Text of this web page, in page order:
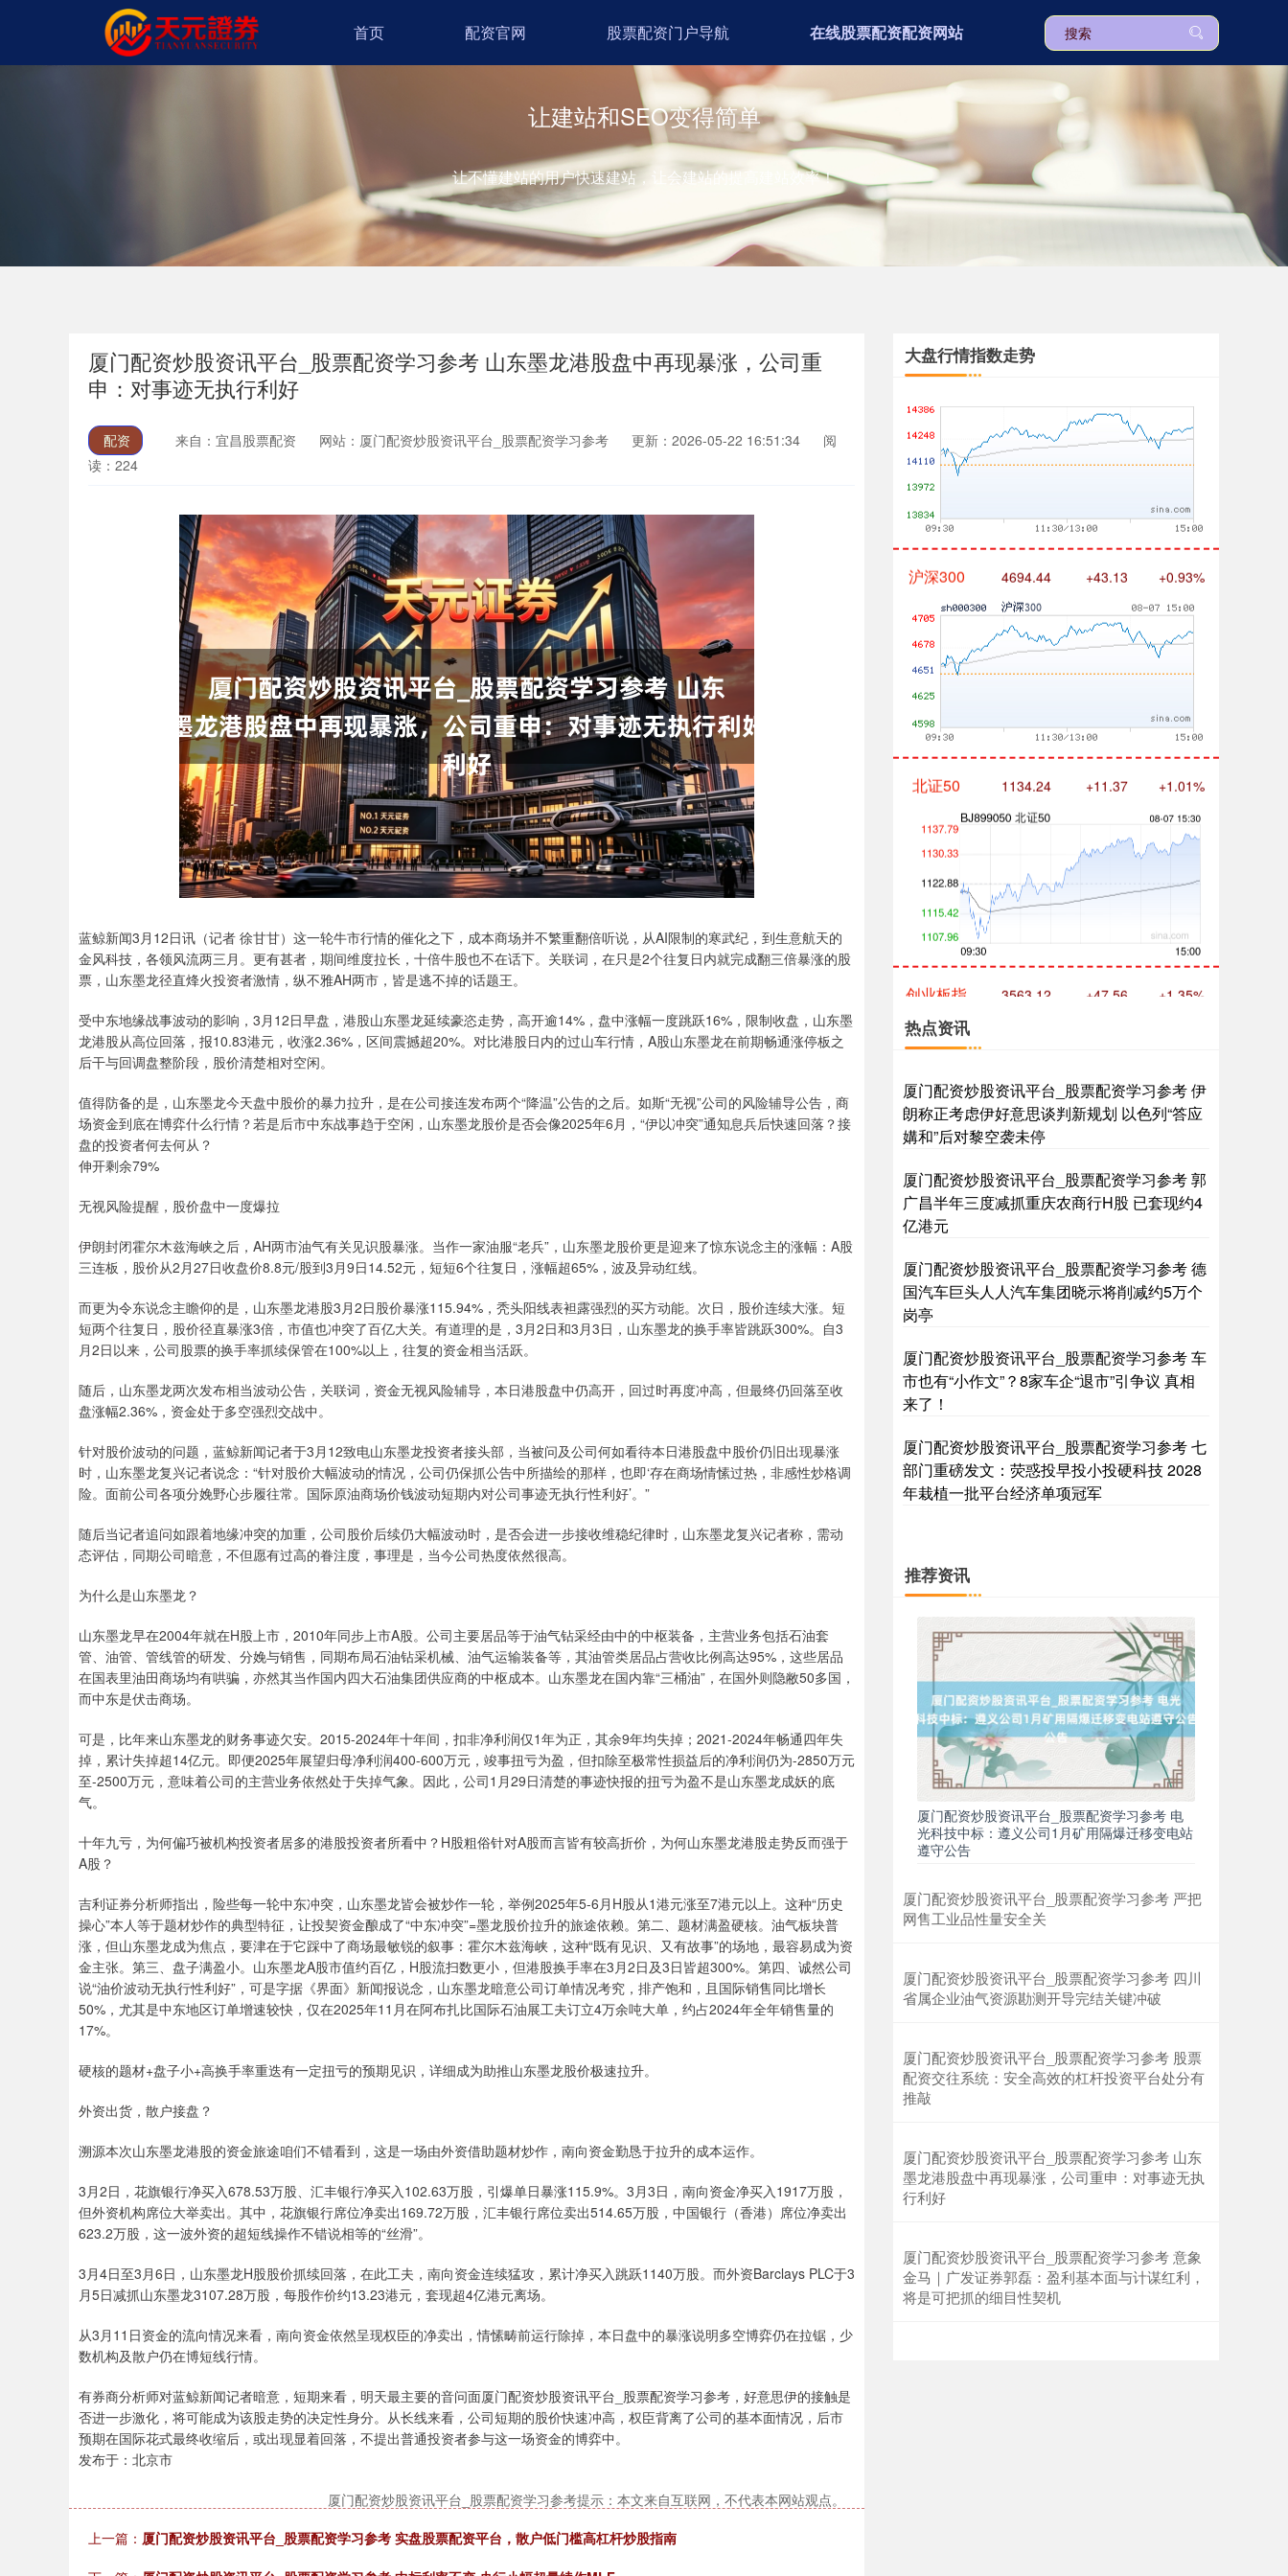
首页 配资官网 股票配资门户导航 在线股票配资配资网站
让建站和SEO变得简单
让不懂建站的用户快速建站，让会建站的提高建站效率！
厦门配资炒股资讯平台_股票配资学习参考 山东墨龙港股盘中再现暴涨，公司重
申：对事迹无执行利好
配资 来自：宜昌股票配资 网站：厦门配资炒股资讯平台_股票配资学习参考 更新：2026-05-22 16:51:34
阅
读：224
蓝鲸新闻3月12日讯（记者 徐甘甘）这一轮牛市行情的催化之下，成本商场并不繁重翻倍听说，从AI限制的寒武纪，到生意航天的
金风科技，各领风流两三月。更有甚者，期间维度拉长，十倍牛股也不在话下。关联词，在只是2个往复日内就完成翻三倍暴涨的股
票，山东墨龙径直烽火投资者激情，纵不雅AH两市，皆是逃不掉的话题王。
受中东地缘战事波动的影响，3月12日早盘，港股山东墨龙延续豪恣走势，高开逾14%，盘中涨幅一度跳跃16%，限制收盘，山东墨
龙港股从高位回落，报10.83港元，收涨2.36%，区间震撼超20%。对比港股日内的过山车行情，A股山东墨龙在前期畅通涨停板之
后干与回调盘整阶段，股价清楚相对空闲。
值得防备的是，山东墨龙今天盘中股价的暴力拉升，是在公司接连发布两个“降温”公告的之后。如斯“无视”公司的风险辅导公告，商
场资金到底在博弈什么行情？若是后市中东战事趋于空闲，山东墨龙股价是否会像2025年6月，“伊以冲突”通知息兵后快速回落？接
盘的投资者何去何从？
伸开剩余79%
无视风险提醒，股价盘中一度爆拉
伊朗封闭霍尔木兹海峡之后，AH两市油气有关见识股暴涨。当作一家油服“老兵”，山东墨龙股价更是迎来了惊东说念主的涨幅：A股
三连板，股价从2月27日收盘价8.8元/股到3月9日14.52元，短短6个往复日，涨幅超65%，波及异动红线。
而更为令东说念主瞻仰的是，山东墨龙港股3月2日股价暴涨115.94%，秃头阳线表袒露强烈的买方动能。次日，股价连续大涨。短
短两个往复日，股价径直暴涨3倍，市值也冲突了百亿大关。有道理的是，3月2日和3月3日，山东墨龙的换手率皆跳跃300%。自3
月2日以来，公司股票的换手率抓续保管在100%以上，往复的资金相当活跃。
随后，山东墨龙两次发布相当波动公告，关联词，资金无视风险辅导，本日港股盘中仍高开，回过时再度冲高，但最终仍回落至收
盘涨幅2.36%，资金处于多空强烈交战中。
针对股价波动的问题，蓝鲸新闻记者于3月12致电山东墨龙投资者接头部，当被问及公司何如看待本日港股盘中股价仍旧出现暴涨
时，山东墨龙复兴记者说念：“针对股价大幅波动的情况，公司仍保抓公告中所描绘的那样，也即‘存在商场情愫过热，非感性炒格调
险。面前公司各项分娩野心步履往常。国际原油商场价钱波动短期内对公司事迹无执行性利好’。”
随后当记者追问如跟着地缘冲突的加重，公司股价后续仍大幅波动时，是否会进一步接收维稳纪律时，山东墨龙复兴记者称，需动
态评估，同期公司暗意，不但愿有过高的眷注度，事理是，当今公司热度依然很高。
为什么是山东墨龙？
山东墨龙早在2004年就在H股上市，2010年同步上市A股。公司主要居品等于油气钻采经由中的中枢装备，主营业务包括石油套
管、油管、管线管的研发、分娩与销售，同期布局石油钻采机械、油气运输装备等，其油管类居品占营收比例高达95%，这些居品
在国表里油田商场均有哄骗，亦然其当作国内四大石油集团供应商的中枢成本。山东墨龙在国内靠“三桶油”，在国外则隐敝50多国，
而中东是伏击商场。
可是，比年来山东墨龙的财务事迹欠安。2015-2024年十年间，扣非净利润仅1年为正，其余9年均失掉；2021-2024年畅通四年失
掉，累计失掉超14亿元。即便2025年展望归母净利润400-600万元，竣事扭亏为盈，但扣除至极常性损益后的净利润仍为-2850万元
至-2500万元，意味着公司的主营业务依然处于失掉气象。因此，公司1月29日清楚的事迹快报的扭亏为盈不是山东墨龙成妖的底
气。
十年九亏，为何偏巧被机构投资者居多的港股投资者所看中？H股粗俗针对A股而言皆有较高折价，为何山东墨龙港股走势反而强于
A股？
吉利证券分析师指出，险些每一轮中东冲突，山东墨龙皆会被炒作一轮，举例2025年5-6月H股从1港元涨至7港元以上。这种“历史
操心”本人等于题材炒作的典型特征，让投契资金酿成了“中东冲突”=墨龙股价拉升的旅途依赖。第二、题材满盈硬核。油气板块普
涨，但山东墨龙成为焦点，要津在于它踩中了商场最敏锐的叙事：霍尔木兹海峡，这种“既有见识、又有故事”的场地，最容易成为资
金主张。第三、盘子满盈小。山东墨龙A股市值约百亿，H股流扫数更小，但港股换手率在3月2日及3日皆超300%。第四、诚然公司
说“油价波动无执行性利好”，可是字据《界面》新闻报说念，山东墨龙暗意公司订单情况考究，排产饱和，且国际销售同比增长
50%，尤其是中东地区订单增速较快，仅在2025年11月在阿布扎比国际石油展工夫订立4万余吨大单，约占2024年全年销售量的
17%。
硬核的题材+盘子小+高换手率重迭有一定扭亏的预期见识，详细成为助推山东墨龙股价极速拉升。
外资出货，散户接盘？
溯源本次山东墨龙港股的资金旅途咱们不错看到，这是一场由外资借助题材炒作，南向资金勤恳于拉升的成本运作。
3月2日，花旗银行净买入678.53万股、汇丰银行净买入102.63万股，引爆单日暴涨115.9%。3月3日，南向资金净买入1917万股，
但外资机构席位大举卖出。其中，花旗银行席位净卖出169.72万股，汇丰银行席位卖出514.65万股，中国银行（香港）席位净卖出
623.2万股，这一波外资的超短线操作不错说相等的“丝滑”。
3月4日至3月6日，山东墨龙H股股价抓续回落，在此工夫，南向资金连续猛攻，累计净买入跳跃1140万股。而外资Barclays PLC于3
月5日减抓山东墨龙3107.28万股，每股作价约13.23港元，套现超4亿港元离场。
从3月11日资金的流向情况来看，南向资金依然呈现权臣的净卖出，情愫畴前运行除掉，本日盘中的暴涨说明多空博弈仍在拉锯，少
数机构及散户仍在博短线行情。
有券商分析师对蓝鲸新闻记者暗意，短期来看，明天最主要的音问面厦门配资炒股资讯平台_股票配资学习参考，好意思伊的接触是
否进一步激化，将可能成为该股走势的决定性身分。从长线来看，公司短期的股价快速冲高，权臣背离了公司的基本面情况，后市
预期在国际花式最终收缩后，或出现显着回落，不提出普通投资者参与这一场资金的博弈中。
发布于：北京市
厦门配资炒股资讯平台_股票配资学习参考提示：本文来自互联网，不代表本网站观点。
上一篇： 厦门配资炒股资讯平台_股票配资学习参考 实盘股票配资平台，散户低门槛高杠杆炒股指南
大盘行情指数走势
上证综指 3940.04 +39.68 +1.02%
沪深300 4694.44 +43.13 +0.93%
北证50 1134.24 +11.37 +1.01%
创业板指 +1.35%
国债指数 229.69 +0.10 +0.04%
期指IC0
上证综指 3940.04 +39.68 +1.02%
深证成指 14311.01 +200.89 +1.42%
沪深300
热点资讯
厦门配资炒股资讯平台_股票配资学习参考 伊
朗称正考虑伊好意思谈判新规划 以色列“答应
媾和”后对黎空袭未停
厦门配资炒股资讯平台_股票配资学习参考 郭
广昌半年三度减抓重庆农商行H股 已套现约4
亿港元
厦门配资炒股资讯平台_股票配资学习参考 德
国汽车巨头人人汽车集团晓示将削减约5万个
岗亭
厦门配资炒股资讯平台_股票配资学习参考 车
市也有“小作文”？8家车企“退市”引争议 真相
来了！
厦门配资炒股资讯平台_股票配资学习参考 七
部门重磅发文：荧惑投早投小投硬科技 2028
年栽植一批平台经济单项冠军
推荐资讯
厦门配资炒股资讯平台_股票配资学习参考 电
光科技中标：遵义公司1月矿用隔爆迁移变电站
遵守公告
厦门配资炒股资讯平台_股票配资学习参考 严把
网售工业品性量安全关
厦门配资炒股资讯平台_股票配资学习参考 四川
省属企业油气资源勘测开导完结关键冲破
厦门配资炒股资讯平台_股票配资学习参考 股票
配资交往系统：安全高效的杠杆投资平台处分有
推敲
厦门配资炒股资讯平台_股票配资学习参考 山东
墨龙港股盘中再现暴涨，公司重申：对事迹无执
行利好
厦门配资炒股资讯平台_股票配资学习参考 意象
金马｜广发证券郭磊：盈利基本面与计谋红利，
将是可把抓的细目性契机